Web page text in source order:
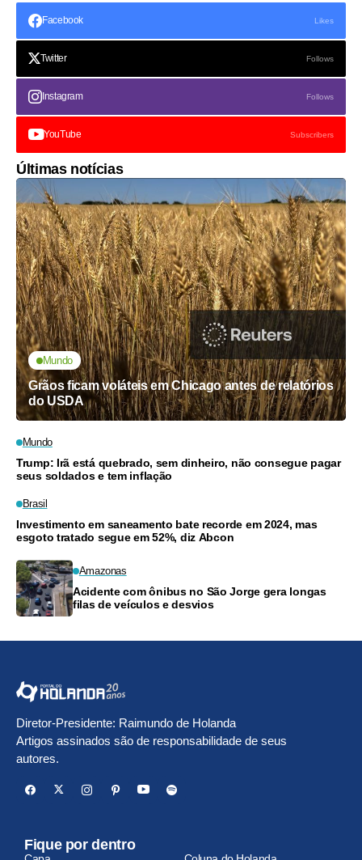
Facebook Likes
Twitter Follows
Instagram Follows
YouTube Subscribers
Últimas notícias
Mundo
Grãos ficam voláteis em Chicago antes de relatórios
do USDA
Mundo
Trump: Irã está quebrado, sem dinheiro, não consegue pagar
seus soldados e tem inflação
Brasil
Investimento em saneamento bate recorde em 2024, mas
esgoto tratado segue em 52%, diz Abcon
Amazonas
Acidente com ônibus no São Jorge gera longas
filas de veículos e desvios
Diretor-Presidente: Raimundo de Holanda
Artigos assinados são de responsabilidade de seus
autores.
Fique por dentro